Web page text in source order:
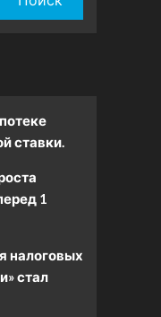
ставки.
1
налоговых
стал